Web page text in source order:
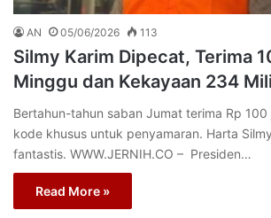
AN 05/06/2026 113
Silmy Karim Dipecat, Terima
Minggu dan Kekayaan 234
Bertahun-tahun saban Jumat terima Rp
kode khusus untuk penyamaran. Harta
fantastis. WWW.JERNIH.CO – Presiden…
Read More »